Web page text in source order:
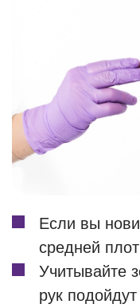
Если вы
средней
Учитывайте
рук